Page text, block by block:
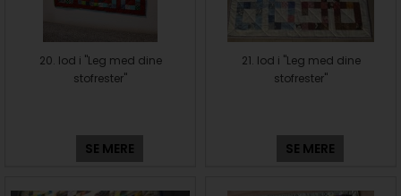
20. lod i "Leg med dine
stofrester"
SE MERE
21. lod i "Leg med dine
stofrester"
SE MERE